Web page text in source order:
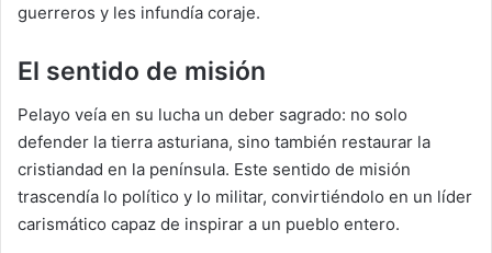
guerreros y les infundía coraje.
El sentido de misión
Pelayo veía en su lucha un deber sagrado: no solo
defender la tierra asturiana, sino también restaurar la
cristiandad en la península. Este sentido de misión
trascendía lo político y lo militar, convirtiéndolo en un líder
carismático capaz de inspirar a un pueblo entero.